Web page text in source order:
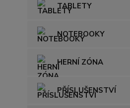
TABLETY
NOTEBOOKY
HERNÍ ZÓNA
PŘÍSLUŠENSTVÍ